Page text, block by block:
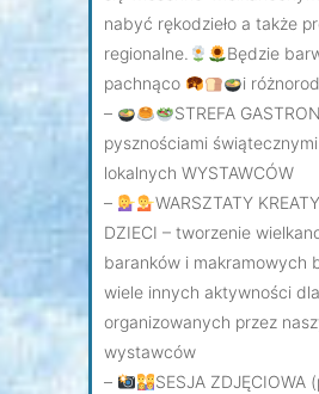
nabyć rękodzieło a także
regionalne.
Będzie
pachnąco
i
–
STREFA
pysznościami
lokalnych WYSTAWCÓW
–
WARSZTATY
DZIECI – tworzenie
baranków i makramowych
wiele innych aktywności
organizowanych przez
wystawców
–
SESJA ZDJĘCIOWA